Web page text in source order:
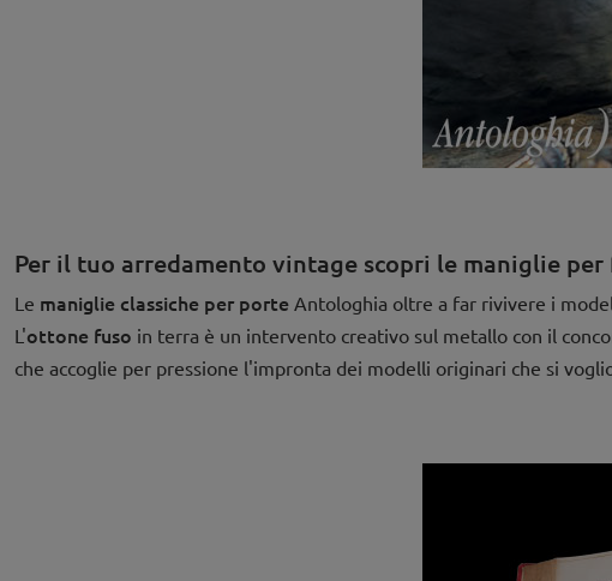
Per il tuo arredamento vintage scopri le maniglie
Le maniglie classiche per porte Antologhia oltre a far rivivere i
L'ottone fuso in terra è un intervento creativo sul metallo con il
che accoglie per pressione l'impronta dei modelli originari che si